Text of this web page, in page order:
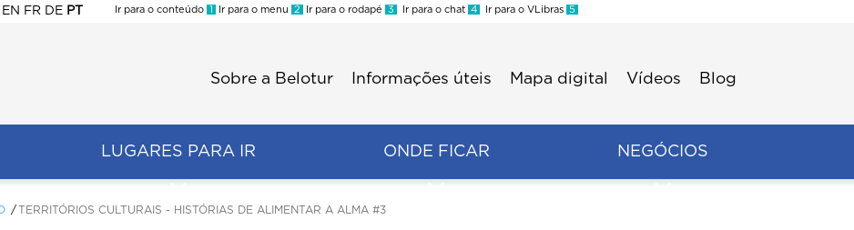
EN FR DE PT
Ir para o conteúdo 1 Ir para o menu 2 Ir para o rodapé 3 Ir para o chat 4 Ir para o VLibras 5
Sobre a Belotur Informações úteis Mapa digital Vídeos Blog
LUGARES PARA IR ONDE FICAR NEGÓCIOS
TERRITÓRIOS CULTURAIS - HISTÓRIAS DE ALIMENTAR A ALMA #3